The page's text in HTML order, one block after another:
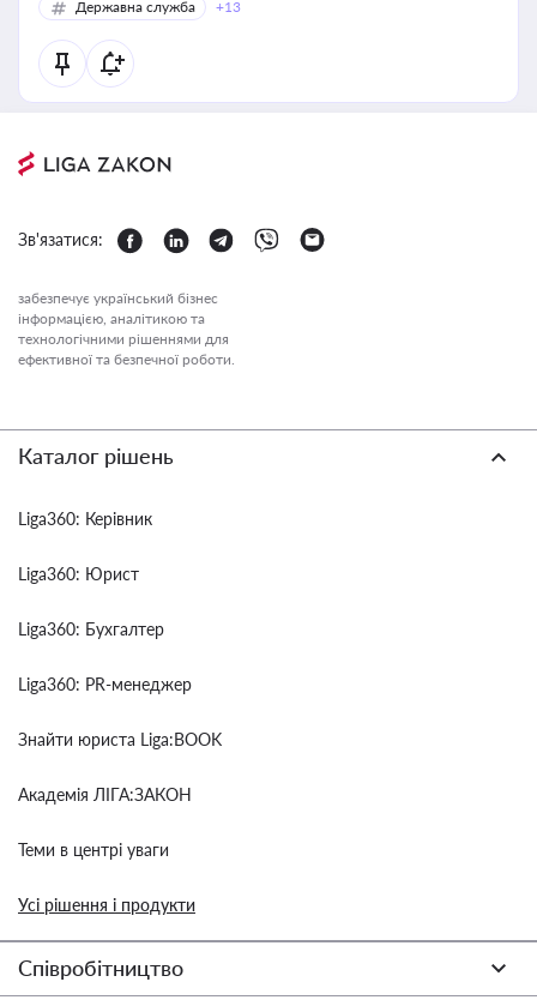
Державна служба
+13
Зв'язатися:
забезпечує український бізнес
інформацією, аналітикою та
технологічними рішеннями для
ефективної та безпечної роботи.
Каталог рішень
Liga360: Керівник
Liga360: Юрист
Liga360: Бухгалтер
Liga360: PR-менеджер
Знайти юриста Liga:BOOK
Академія ЛІГА:ЗАКОН
Теми в центрі уваги
Усі рішення і продукти
Співробітництво